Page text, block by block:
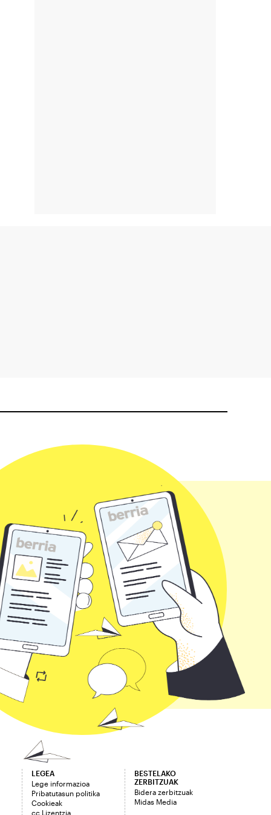
LEGEA
Lege informazioa
Pribatutasun politika
Cookieak
cc Lizentzia
BESTELAKO
ZERBITZUAK
Bidera zerbitzuak
Midas Media